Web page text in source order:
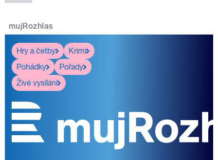
mujRozhlas
Hry a četby
Krimi
Pohádky
Pořady
Živé vysílání